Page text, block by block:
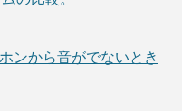
ンから音がでないとき